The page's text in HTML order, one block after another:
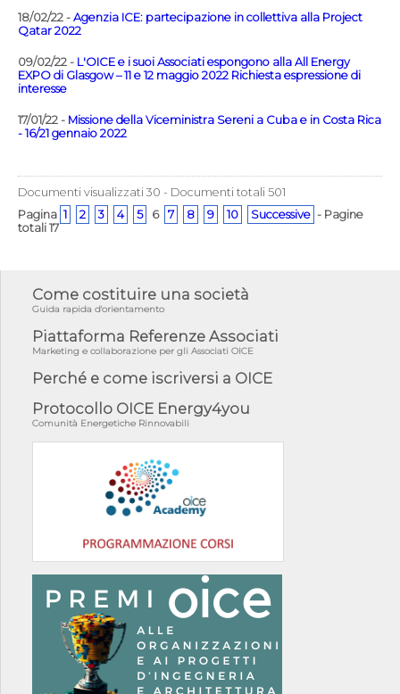
18/02/22 - Agenzia ICE: partecipazione in collettiva alla Project
Qatar 2022
09/02/22 - L'OICE e i suoi Associati espongono alla All Energy
EXPO di Glasgow – 11 e 12 maggio 2022 Richiesta espressione di
interesse
17/01/22 - Missione della Viceministra Sereni a Cuba e in Costa Rica
- 16/21 gennaio 2022
Documenti visualizzati 30 - Documenti totali 501
Pagina 1 2 3 4 5 6 7 8 9 10 Successive - Pagine
totali 17
Come costituire una società
Guida rapida d'orientamento
Piattaforma Referenze Associati
Marketing e collaborazione per gli Associati OICE
Perché e come iscriversi a OICE
Protocollo OICE Energy4you
Comunità Energetiche Rinnovabili